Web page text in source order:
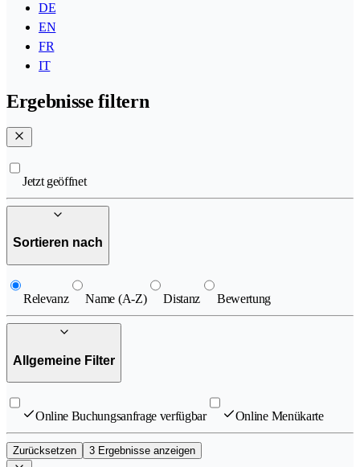
DE
EN
FR
IT
Ergebnisse filtern
Jetzt geöffnet
Sortieren nach
Relevanz Name (A-Z) Distanz Bewertung
Allgemeine Filter
Online Buchungsanfrage verfügbar Online Menükarte
Zurücksetzen 3 Ergebnisse anzeigen